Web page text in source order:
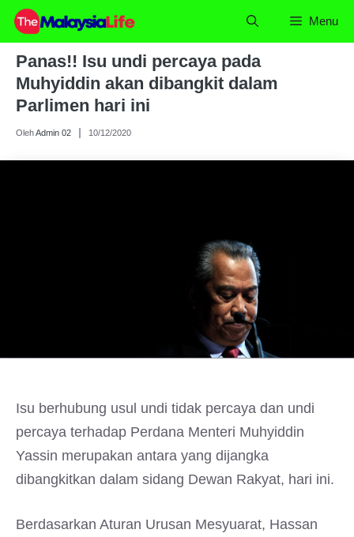
Skip
content
Menu
Panas!! Isu undi percaya pada
Muhyiddin akan dibangkit dalam
Parlimen hari ini
OlehAdmin 02 10/12/2020
Isu berhubung usul undi tidak percaya dan undi
percaya terhadap Perdana Menteri Muhyiddin
Yassin merupakan antara yang dijangka
dibangkitkan dalam sidang Dewan Rakyat, hari ini.
Berdasarkan Aturan Urusan Mesyuarat, Hassan